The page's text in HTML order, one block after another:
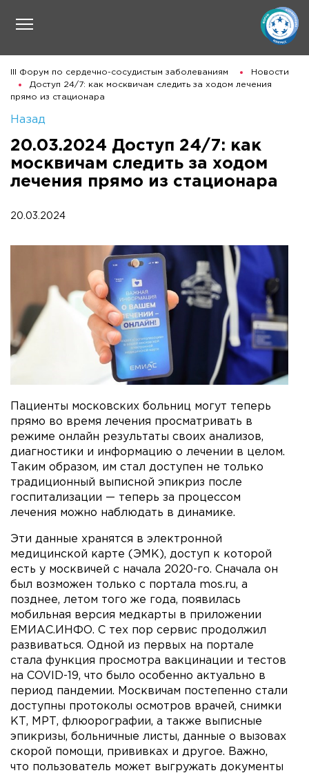
III Форум по сердечно-сосудистым заболеваниям
Новости
Доступ 24/7: как москвичам следить за ходом лечения
прямо из стационара
Назад
20.03.2024 Доступ 24/7: как
москвичам следить за ходом
лечения прямо из стационара
20.03.2024
Пациенты московских больниц могут теперь
прямо во время лечения просматривать в
режиме онлайн результаты своих анализов,
диагностики и информацию о лечении в целом.
Таким образом, им стал доступен не только
традиционный выписной эпикриз после
госпитализации — теперь за процессом
лечения можно наблюдать в динамике.
Эти данные хранятся в электронной
медицинской карте (ЭМК), доступ к которой
есть у москвичей с начала 2020-го. Сначала он
был возможен только с портала mos.ru, а
позднее, летом того же года, появилась
мобильная версия медкарты в приложении
ЕМИАС.ИНФО. С тех пор сервис продолжил
развиваться. Одной из первых на портале
стала функция просмотра вакцинации и тестов
на COVID-19, что было особенно актуально в
период пандемии. Москвичам постепенно стали
доступны протоколы осмотров врачей, снимки
КТ, МРТ, флюорографии, а также выписные
эпикризы, больничные листы, данные о вызовах
скорой помощи, прививках и другое. Важно,
что пользователь может выгружать документы